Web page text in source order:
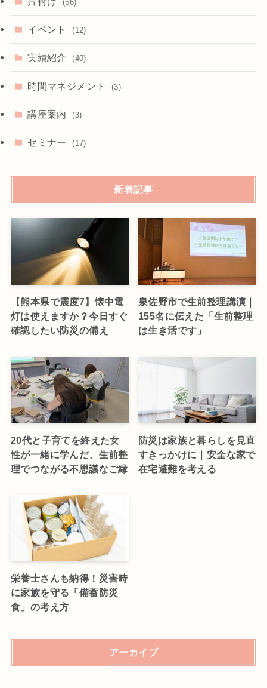
(56)
イベント (12)
実績紹介 (40)
時間マネジメント (3)
講座案内 (3)
セミナー (17)
新着記事
【熊本県で震度7】懐中電
灯は使えますか？今日すぐ
確認したい防災の備え
泉佐野市で生前整理講演｜
155名に伝えた「生前整理
は生き活です」
20代と子育てを終えた女
性が一緒に学んだ、生前整
理でつながる不思議なご縁
防災は家族と暮らしを見直
すきっかけに｜安全な家で
在宅避難を考える
栄養士さんも納得！災害時
に家族を守る「備蓄防災
食」の考え方
アーカイブ